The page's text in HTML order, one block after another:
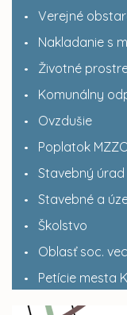
Verejné
Nakladanie s
Životné
Komunálny
Ovzdušie
Poplatok
Stavebný úrad
Stavebné a
Školstvo
Oblasť soc.
Petície mesta